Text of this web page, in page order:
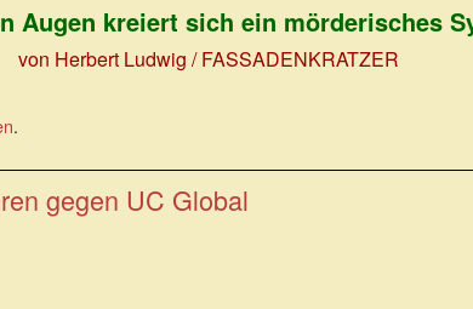
Augen kreiert sich ein mörderisches
von Herbert Ludwig / FASSADENKRATZER
.
gegen UC Global